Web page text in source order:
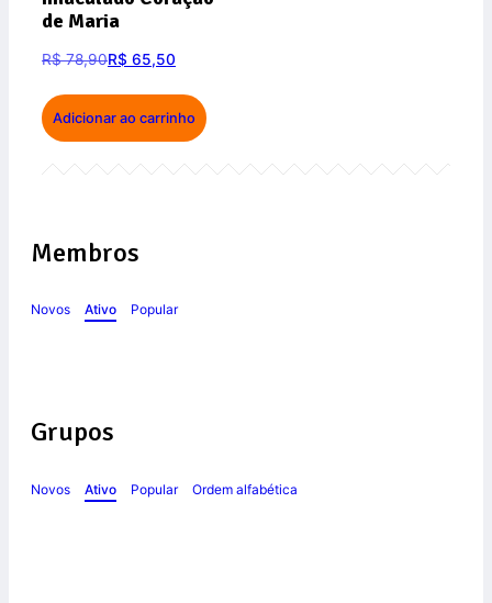
de Maria
R$78,90R$ 65,50
Adicionar ao carrinho
Membros
Novos Ativo Popular
Grupos
Novos Ativo Popular Ordem alfabética